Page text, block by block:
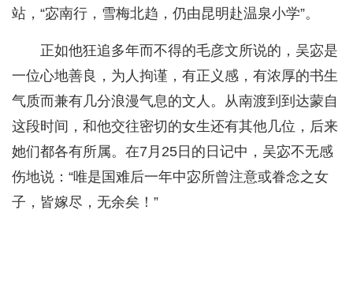
站，“宓南行，雪梅北趋，仍由昆明赴温泉小学”。
正如他狂追多年而不得的毛彦文所说的，吴宓是
一位心地善良，为人拘谨，有正义感，有浓厚的书生
气质而兼有几分浪漫气息的文人。从南渡到到达蒙自
这段时间，和他交往密切的女生还有其他几位，后来
她们都各有所属。在7月25日的日记中，吴宓不无感
伤地说：“唯是国难后一年中宓所曾注意或眷念之女
子，皆嫁尽，无余矣！”